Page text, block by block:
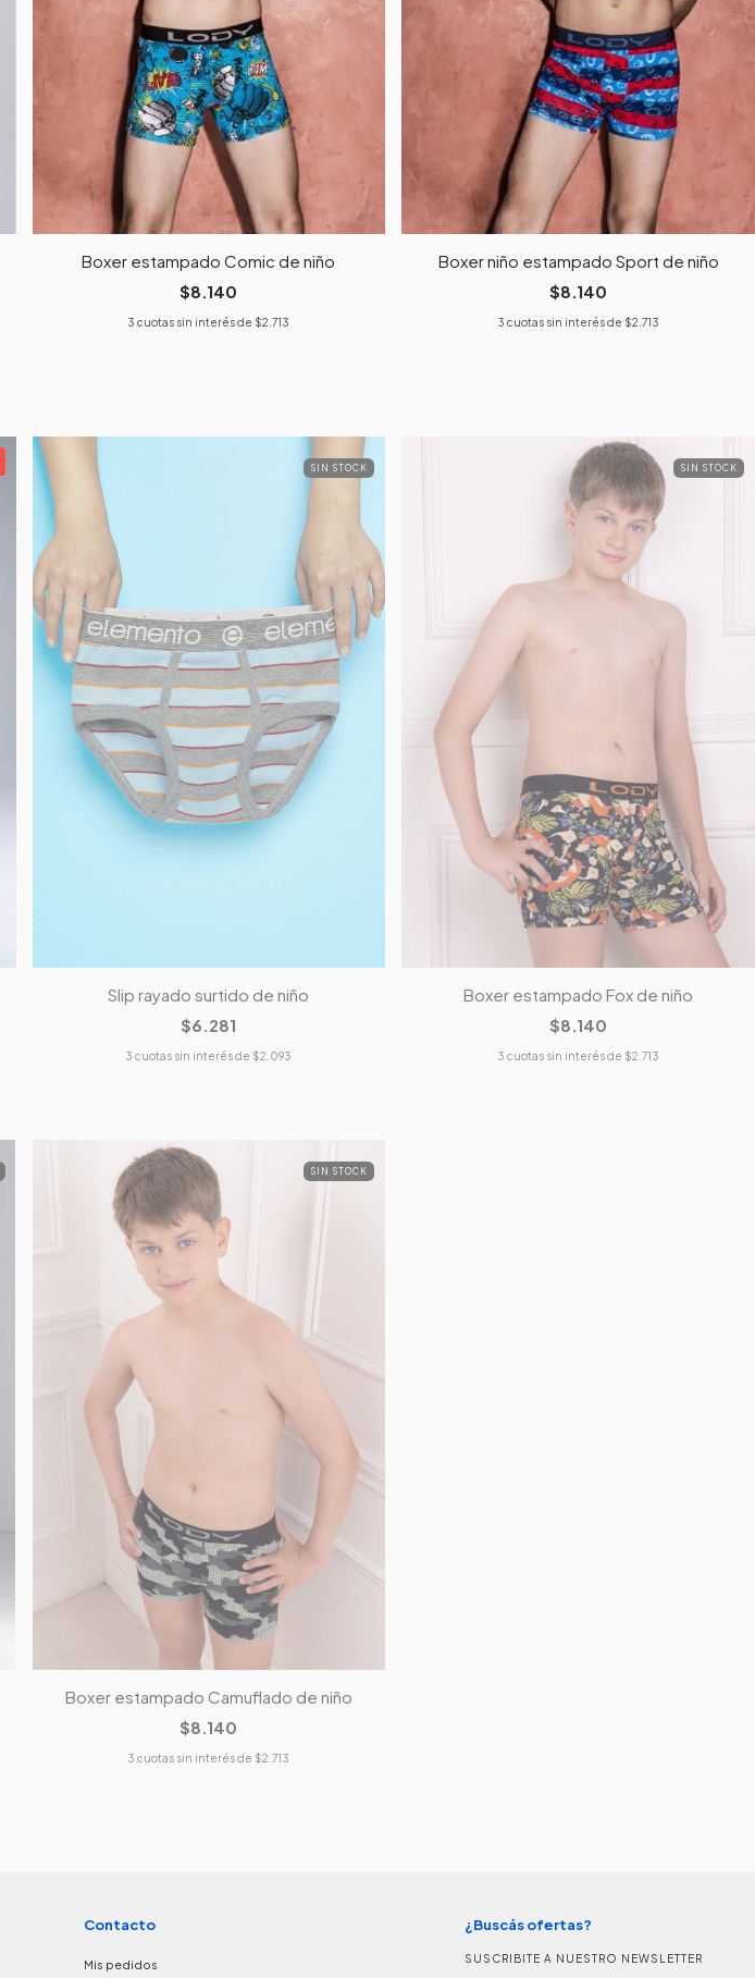
Boxer estampado Comic de niño
$8.140
3 cuotas sin interés de $2.713
Boxer niño estampado Sport de niño
$8.140
3 cuotas sin interés de $2.713
SIN STOCK
Slip rayado surtido de niño
$6.281
3 cuotas sin interés de $2.093
SIN STOCK
Boxer estampado Fox de niño
$8.140
3 cuotas sin interés de $2.713
SIN STOCK
Boxer estampado Camuflado de niño
$8.140
3 cuotas sin interés de $2.713
Contacto
Mis pedidos
¿Buscás ofertas?
SUSCRIBITE A NUESTRO NEWSLETTER